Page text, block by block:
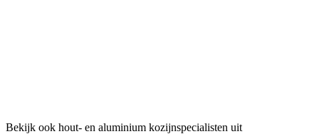
Bekijk ook hout- en aluminium kozijnspecialisten uit